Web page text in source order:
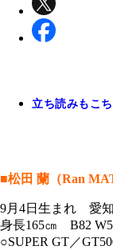
立ち読みもこ
■松田 蘭（Ran
9月4日生まれ 愛
身長165㎝ B82
○SUPER GT／